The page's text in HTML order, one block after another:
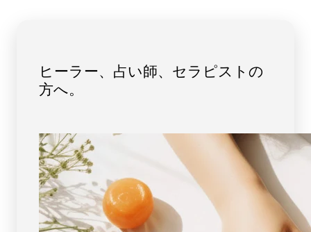
ン
丸
玉・
フ
ィ
ア
約
70mm
｜
強
丸
約
70mm
｜
強
ヒーラー、占い師、セラピストの
方へ。